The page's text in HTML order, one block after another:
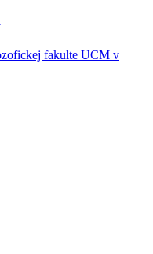
fakulte UCM v